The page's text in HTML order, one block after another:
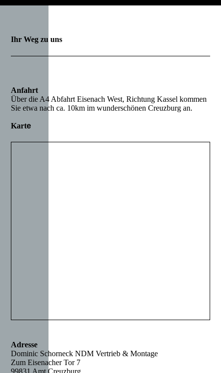
Ihr Weg zu uns
Anfahrt
Über die A4 Abfahrt Eisenach West, Richtung Kassel kommen
Sie etwa nach ca. 10km im wunderschönen Creuzburg an.
Karte
Adresse
Dominic Schorneck NDM Vertrieb & Montage
Zum Eisenacher Tor 7